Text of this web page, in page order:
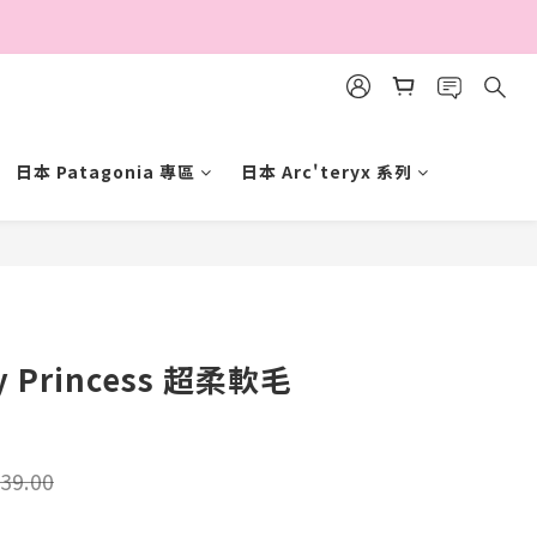
日本 Patagonia 專區 日本 Arc'teryx 系列
Princess 超柔軟毛